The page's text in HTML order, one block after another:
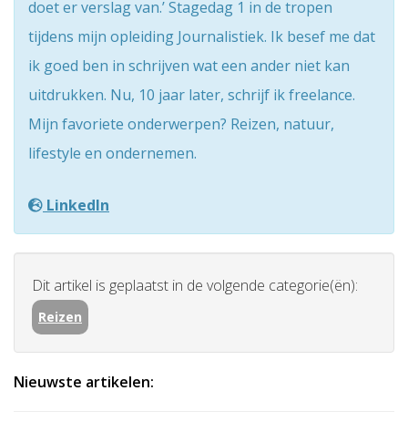
doet er verslag van.’ Stagedag 1 in de tropen
tijdens mijn opleiding Journalistiek. Ik besef me dat
ik goed ben in schrijven wat een ander niet kan
uitdrukken. Nu, 10 jaar later, schrijf ik freelance.
Mijn favoriete onderwerpen? Reizen, natuur,
lifestyle en ondernemen.
LinkedIn
Dit artikel is geplaatst in de volgende categorie(ën):
Reizen
Nieuwste artikelen: